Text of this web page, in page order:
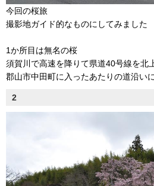
今回の桜旅
撮影地ガイド的なものにしてみました
1か所目は無名の桜
須賀川で高速を降りて県道40号線を北
郡山市中田町に入ったあたりの道沿い
2